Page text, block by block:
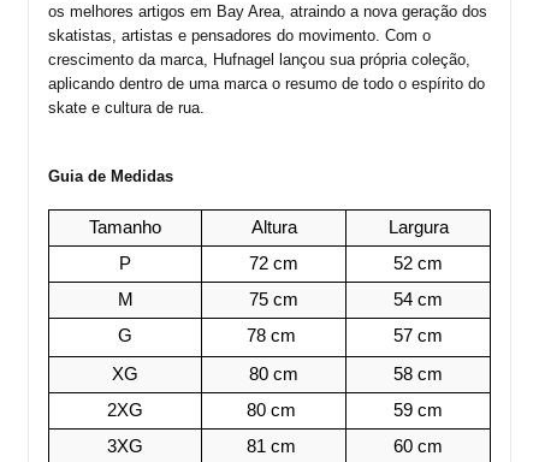
os melhores artigos em Bay Area, atraindo a nova geração dos
skatistas, artistas e pensadores do movimento. Com o
crescimento da marca, Hufnagel lançou sua própria coleção,
aplicando dentro de uma marca o resumo de todo o espírito do
skate e cultura de rua.
Guia de Medidas
Tamanho Altura
Largura
P
72 cm
52 cm
M
75 cm
54 cm
G
78 cm
57 cm
XG
80 cm
58 cm
2XG
80 cm
59 cm
3XG
81 cm 60 cm